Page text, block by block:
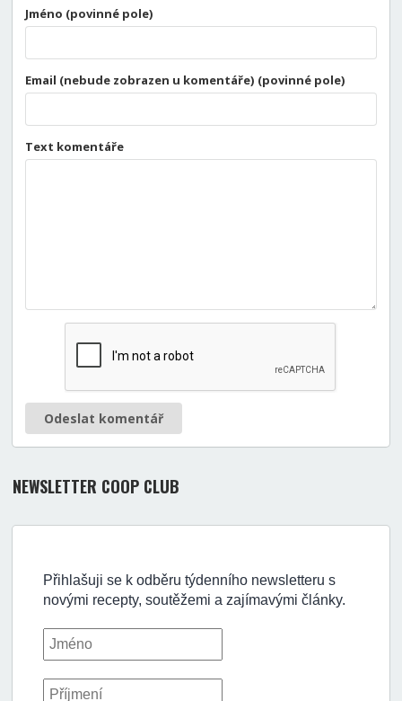
Jméno (povinné pole)
Email (nebude zobrazen u komentáře) (povinné pole)
Text komentáře
Odeslat komentář
NEWSLETTER COOP CLUB